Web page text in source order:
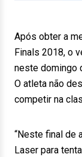
Após obter a
Finals 2018, o
neste domingo
O atleta não
competir na
“Neste final de
Laser para